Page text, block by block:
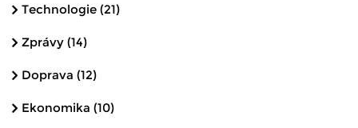
Technologie (21)
Zprávy (14)
Doprava (12)
Ekonomika (10)